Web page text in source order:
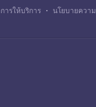
ารให้บริการ ・ นโยบายควา